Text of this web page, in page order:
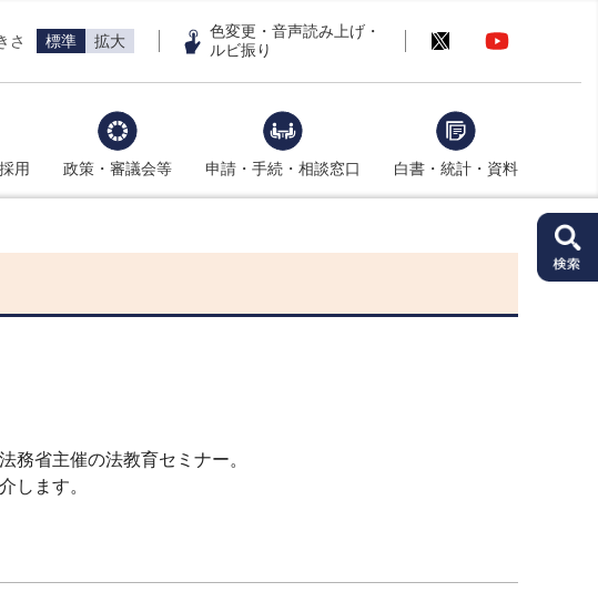
さ 標準 拡大
色変更・音声読み上げ・
ルビ振り
用 政策・審議会等 申請・手続・相談窓口 白書・統計・資料
省主催の法教育セミナー。
します。